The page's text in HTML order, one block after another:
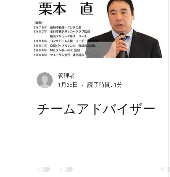
管理者
1月25日
読了時間: 1分
チームアドバイザー